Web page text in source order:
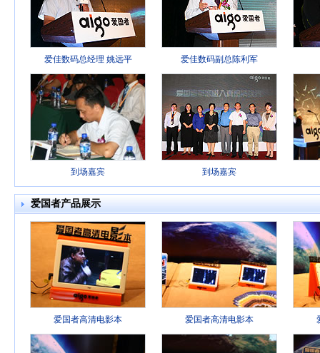
爱佳数码总经理 姚远平 爱佳数码副总陈利军
到场嘉宾 到场嘉宾
爱国者产品展示
爱国者高清电影本 爱国者高清电影本